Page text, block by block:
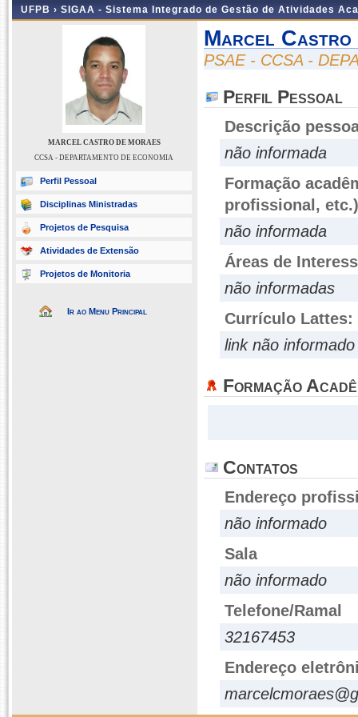
UFPB › SIGAA - Sistema Integrado de Gestão de Atividades
MARCEL CASTRO DE MORAES
CCSA - DEPARTAMENTO DE ECONOMIA
Perfil Pessoal
Disciplinas Ministradas
Projetos de Pesquisa
Atividades de Extensão
Projetos de Monitoria
Ir ao Menu Principal
Marcel Castro
PSAE - CCSA -
Perfil Pessoal
Descrição
não informada
Formação
profissional, etc.)
não informada
Áreas de
não informadas
Currículo Lattes:
link não informado
Formação
Contatos
Endereço
não informado
Sala
não informado
Telefone/Ramal
32167453
Endereço